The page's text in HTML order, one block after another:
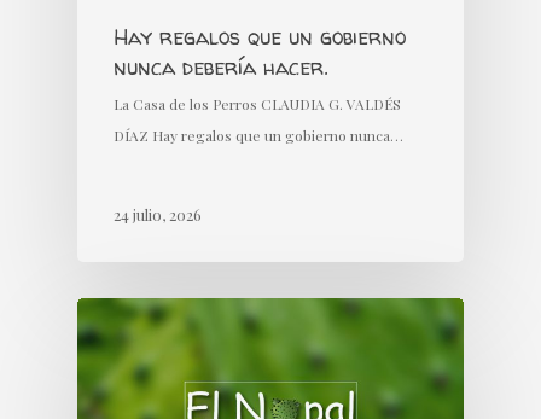
Hay regalos que un gobierno
nunca debería hacer.
La Casa de los Perros CLAUDIA G. VALDÉS
DÍAZ Hay regalos que un gobierno nunca…
24 julio, 2026